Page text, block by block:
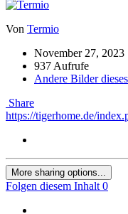
Von Termio
November 27, 2023
937 Aufrufe
Andere Bilder
Share
https://tigerhome.de/
More sharing options...
Folgen diesem Inhalt 0